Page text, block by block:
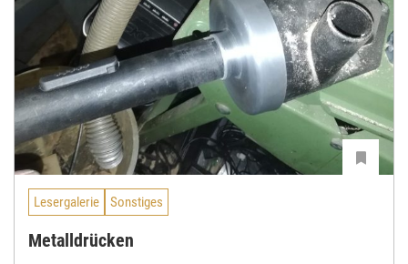
Lesergalerie Sonstiges
Metalldrücken